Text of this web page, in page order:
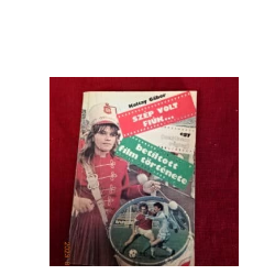
5000 Ft.3000 Ft.